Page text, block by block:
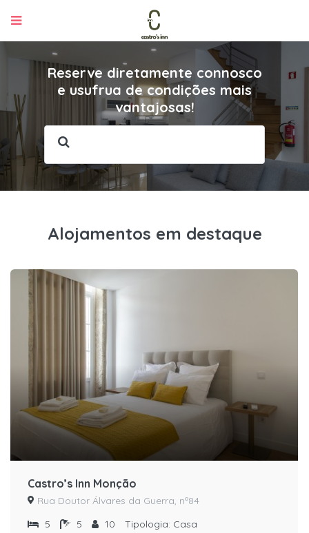
Reserve diretamente connosco
e usufrua de condições mais
vantajosas!
Alojamentos em destaque
Castro’s Inn Monção
Rua Doutor Álvares da Guerra, nº84
5
5 10 Tipologia: Casa